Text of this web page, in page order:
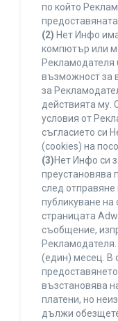
по който
(2) Нет Инфо
компютър или
Рекламодателя
възможност за
за
действията му.
условия от
съгласието си
(cookies) на
(3)Нет Инфо си
преустановява
след отправяне
публикуване
страницата
съобщение,
(един) месец. В
възстановява
платени, но
дължи